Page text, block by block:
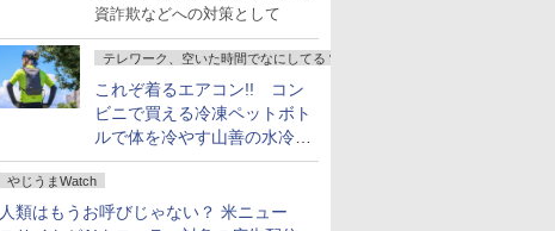
資詐欺などへの対策として
テレワーク、空いた時間でなにしてる？
これぞ着るエアコン!! コン
ビニで買える冷凍ペットボト
ルで体を冷やす山善の水冷ベ
ストがロードバイクにちょう
どいい【ぼっち・ざ・ろー
ど！その14】
やじうまWatch
人類はもうお呼びじゃない？ 米ニュー